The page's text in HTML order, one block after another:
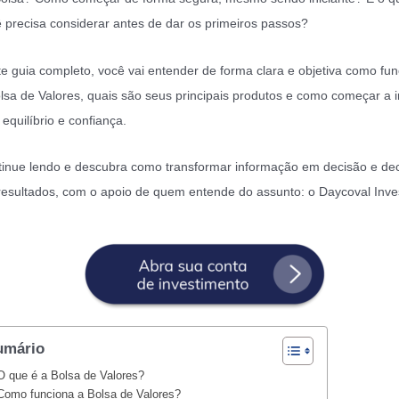
precisa considerar antes de dar os primeiros passos?
guia completo, você vai entender de forma clara e objetiva como
de Valores, quais são seus principais produtos e como começar a
e confiança.
lendo e descubra como transformar informação em decisão e
com o apoio de quem entende do assunto: o Daycoval
que é a Bolsa de Valores?
funciona a Bolsa de Valores?